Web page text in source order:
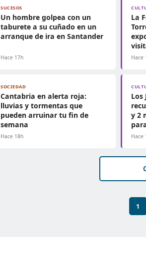
SUCESOS
Un hombre golpea con un
taburete a su cuñado en un
arranque de ira en Santander
Hace 17h
La
Hace
SOCIEDAD
Cantabria en alerta roja:
lluvias y tormentas que
pueden arruinar tu fin de
semana
Hace 18h
Los
y 2
Hace
1